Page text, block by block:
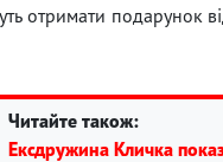
отримати подарунок
Читайте також:
Ексдружина Кличка